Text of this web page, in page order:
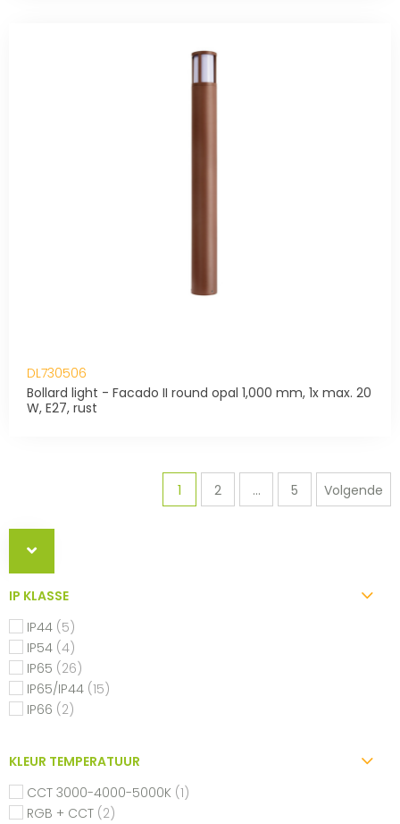
DL730506
Bollard light - Facado II round opal 1,000 mm, 1x max. 20
W, E27, rust
1 2 ... 5 Volgende
IP KLASSE
IP44 (5)
IP54 (4)
IP65 (26)
IP65/IP44 (15)
IP66 (2)
KLEUR TEMPERATUUR
CCT 3000-4000-5000K (1)
RGB + CCT (2)